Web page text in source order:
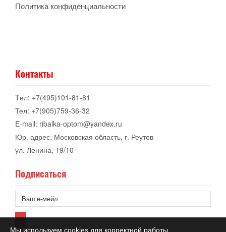
Политика конфиденциальности
Контакты
Tел: +7(495)101-81-81
Тел: +7(905)759-36-32
E-mail: ribalka-optom@yandex.ru
Юр. адрес: Московская область, г. Реутов
ул. Ленина, 19/10
Подписаться
Мы используем cookies для корректной работы